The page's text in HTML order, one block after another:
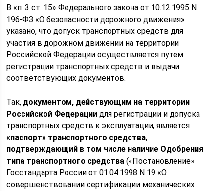
В «п. 3 ст. 15» Федерального закона от 10.12.1995 N
196-ФЗ «О безопасности дорожного движения»
указано, что допуск транспортных средств для
участия в дорожном движении на территории
Российской Федерации осуществляется путем
регистрации транспортных средств и выдачи
соответствующих документов.
Так, документом, действующим на территории
Российской Федерации для регистрации и допуска
транспортных средств к эксплуатации, является
«паспорт» транспортного средства,
подтверждающий в том числе наличие Одобрения
типа транспортного средства («Постановление»
Госстандарта России от 01.04.1998 N 19 «О
совершенствовании сертификации механических